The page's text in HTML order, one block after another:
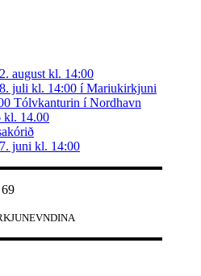
august kl. 14:00
juli kl. 14:00 í Mariukirkjuni
Tólvkanturin í Nordhavn
kl. 14.00
juni kl. 14:00